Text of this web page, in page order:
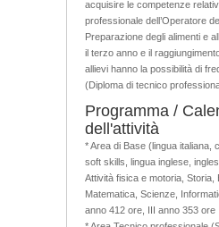
acquisire le competenze
professionale dell’Operatore
Preparazione degli alimenti e
il terzo anno e il
allievi hanno la possibilità di
(Diploma di tecnico
Programma /
dell'attività
* Area di Base (lingua italiana,
soft skills, lingua inglese,
Attività fisica e motoria, Storia,
Matematica, Scienze,
anno 412 ore, III anno 353 ore